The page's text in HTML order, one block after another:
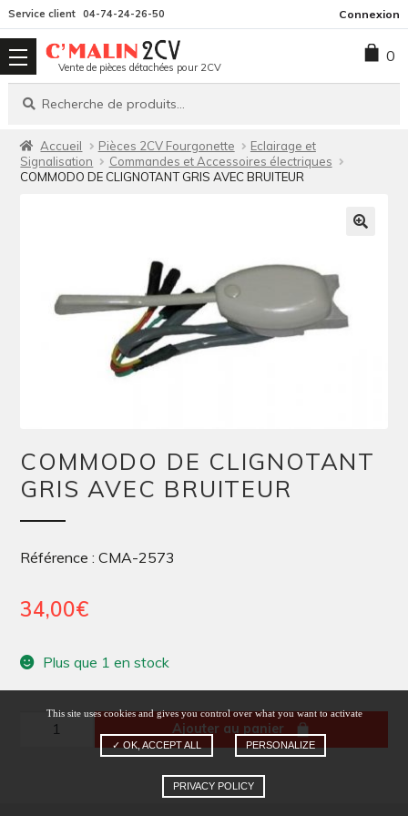
la
navigation
contenu
Service client 04-74-24-26-50 Connexion
Vente de pièces détachées pour 2CV
Recherche
Recherche
0
Accueil Pièces 2CV Fourgonette
Eclairage et
Signalisation
Commandes et Accessoires électriques
COMMODO DE CLIGNOTANT GRIS AVEC BRUITEUR
COMMODO DE CLIGNOTANT
GRIS AVEC BRUITEUR
Référence : CMA-2573
34,00€
Plus que 1 en stock
quantité
Ajouter au panier
This site uses cookies and gives you control over what you want to activate
✓ OK, ACCEPT ALL PERSONALIZE
PRIVACY POLICY